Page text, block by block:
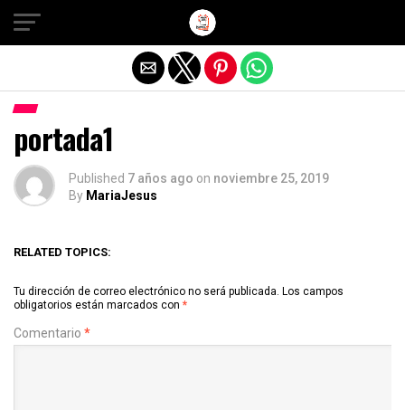
portada1
Published 7 años ago on noviembre 25, 2019
By MariaJesus
RELATED TOPICS:
Tu dirección de correo electrónico no será publicada. Los campos
obligatorios están marcados con *
Comentario *
Salir de la versión móvil